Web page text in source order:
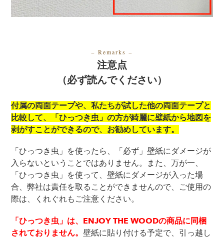
− Remarks −
注意点
（必ず読んでください）
付属の両面テープや、私たちが試した他の両面テープと
比較して、「ひっつき虫」の方が綺麗に壁紙から地図を
剥がすことができるので、お勧めしています。
「ひっつき虫」を使ったら、「必ず」壁紙にダメージが
入らないということではありません。また、万が一、
「ひっつき虫」を使って、壁紙にダメージが入った場
合、弊社は責任を取ることができませんので、ご使用の
際は、くれぐれもご注意ください。
「ひっつき虫」は、ENJOY THE WOODの商品に同梱
されておりません。 壁紙に貼り付ける予定で、引っ越し